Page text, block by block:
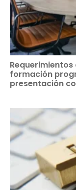
formación
presentación